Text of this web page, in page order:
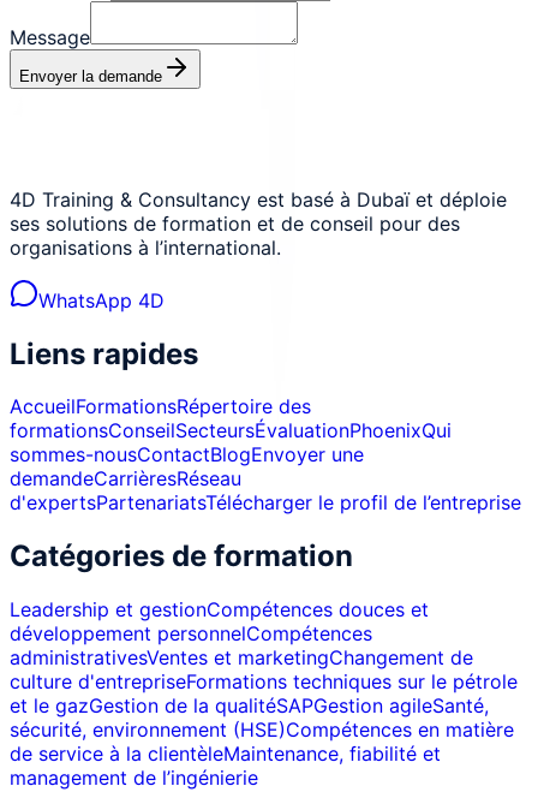
Message
Envoyer la demande
4D Training & Consultancy est basé à Dubaï et déploie
ses solutions de formation et de conseil pour des
organisations à l’international.
WhatsApp 4D
Liens rapides
AccueilFormationsRépertoire des
formationsConseilSecteursÉvaluationPhoenixQui
sommes-nousContactBlogEnvoyer une
demandeCarrièresRéseau
d'expertsPartenariatsTélécharger le profil de l’entreprise
Catégories de formation
Leadership et gestionCompétences douces et
développement personnelCompétences
administrativesVentes et marketingChangement de
culture d'entrepriseFormations techniques sur le pétrole
et le gazGestion de la qualitéSAPGestion agileSanté,
sécurité, environnement (HSE)Compétences en matière
de service à la clientèleMaintenance, fiabilité et
management de l’ingénierie